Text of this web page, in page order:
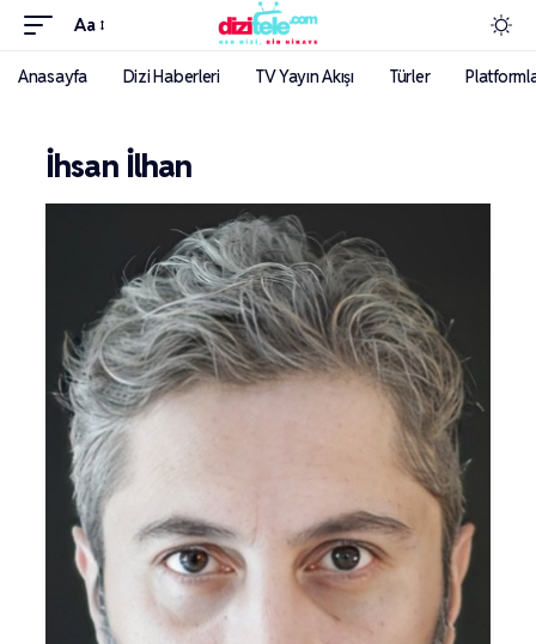
Aa
Anasayfa Dizi Haberleri TV Yayın Akışı Türler
İhsan İlhan